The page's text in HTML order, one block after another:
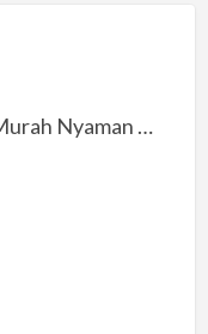
Kosan Wanita Murah Nyaman di Jakarta Selatan